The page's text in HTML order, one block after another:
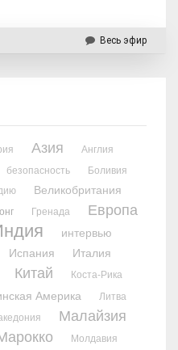
Весь эфир
Азия Англия
безопасность
Боливия
Великобритания
Гренада Европа
интервью
Испания
Италия
Китай Коста-Рика
Америка
Литва
Малайзия
Молдавия